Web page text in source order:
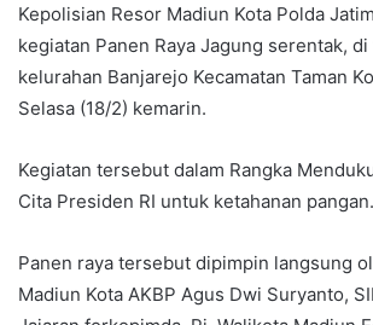
Kepolisian Resor Madiun Kota Polda
kegiatan Panen Raya Jagung serentak,
kelurahan Banjarejo Kecamatan Taman
Selasa (18/2) kemarin.
Kegiatan tersebut dalam Rangka
Cita Presiden RI untuk ketahanan pangan.
Panen raya tersebut dipimpin langsung
Madiun Kota AKBP Agus Dwi Suryanto,